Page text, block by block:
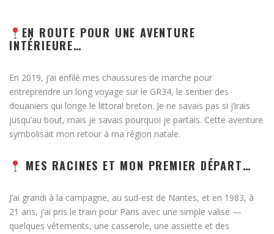
EN ROUTE POUR UNE AVENTURE
INTÉRIEURE…
En 2019, j’ai enfilé mes chaussures de marche pour
entreprendre un long voyage sur le GR34, le sentier des
douaniers qui longe le littoral breton. Je ne savais pas si j’irais
jusqu’au bout, mais je savais pourquoi je partais. Cette aventure
symbolisait mon retour à ma région natale.
MES RACINES ET MON PREMIER DÉPART…
J’ai grandi à la campagne, au sud‑est de Nantes, et en 1983, à
21 ans, j’ai pris le train pour Paris avec une simple valise —
quelques vêtements, une casserole, une assiette et des